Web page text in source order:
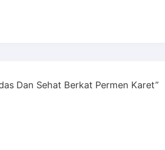
Dan Sehat Berkat Permen Karet”